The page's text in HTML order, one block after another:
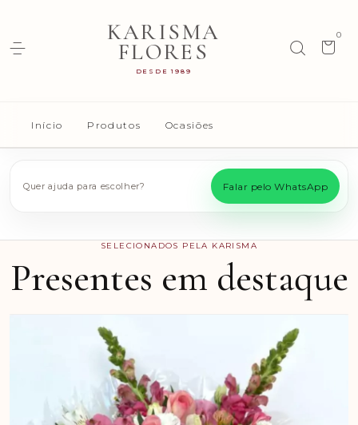
KARISMA
FLORES
DESDE 1989
0
Início Produtos Ocasiões
Quer ajuda para escolher? Falar pelo WhatsApp
SELECIONADOS PELA KARISMA
Presentes em destaque